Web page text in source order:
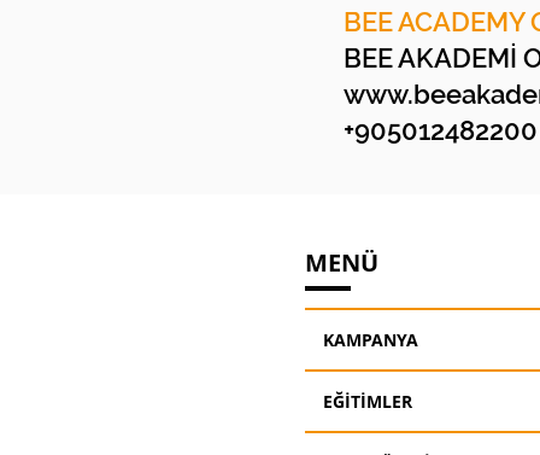
BEE ACADEMY
BEE AKADEMİ
+905012482200
MENÜ
KAMPANYA
EĞİTİMLER